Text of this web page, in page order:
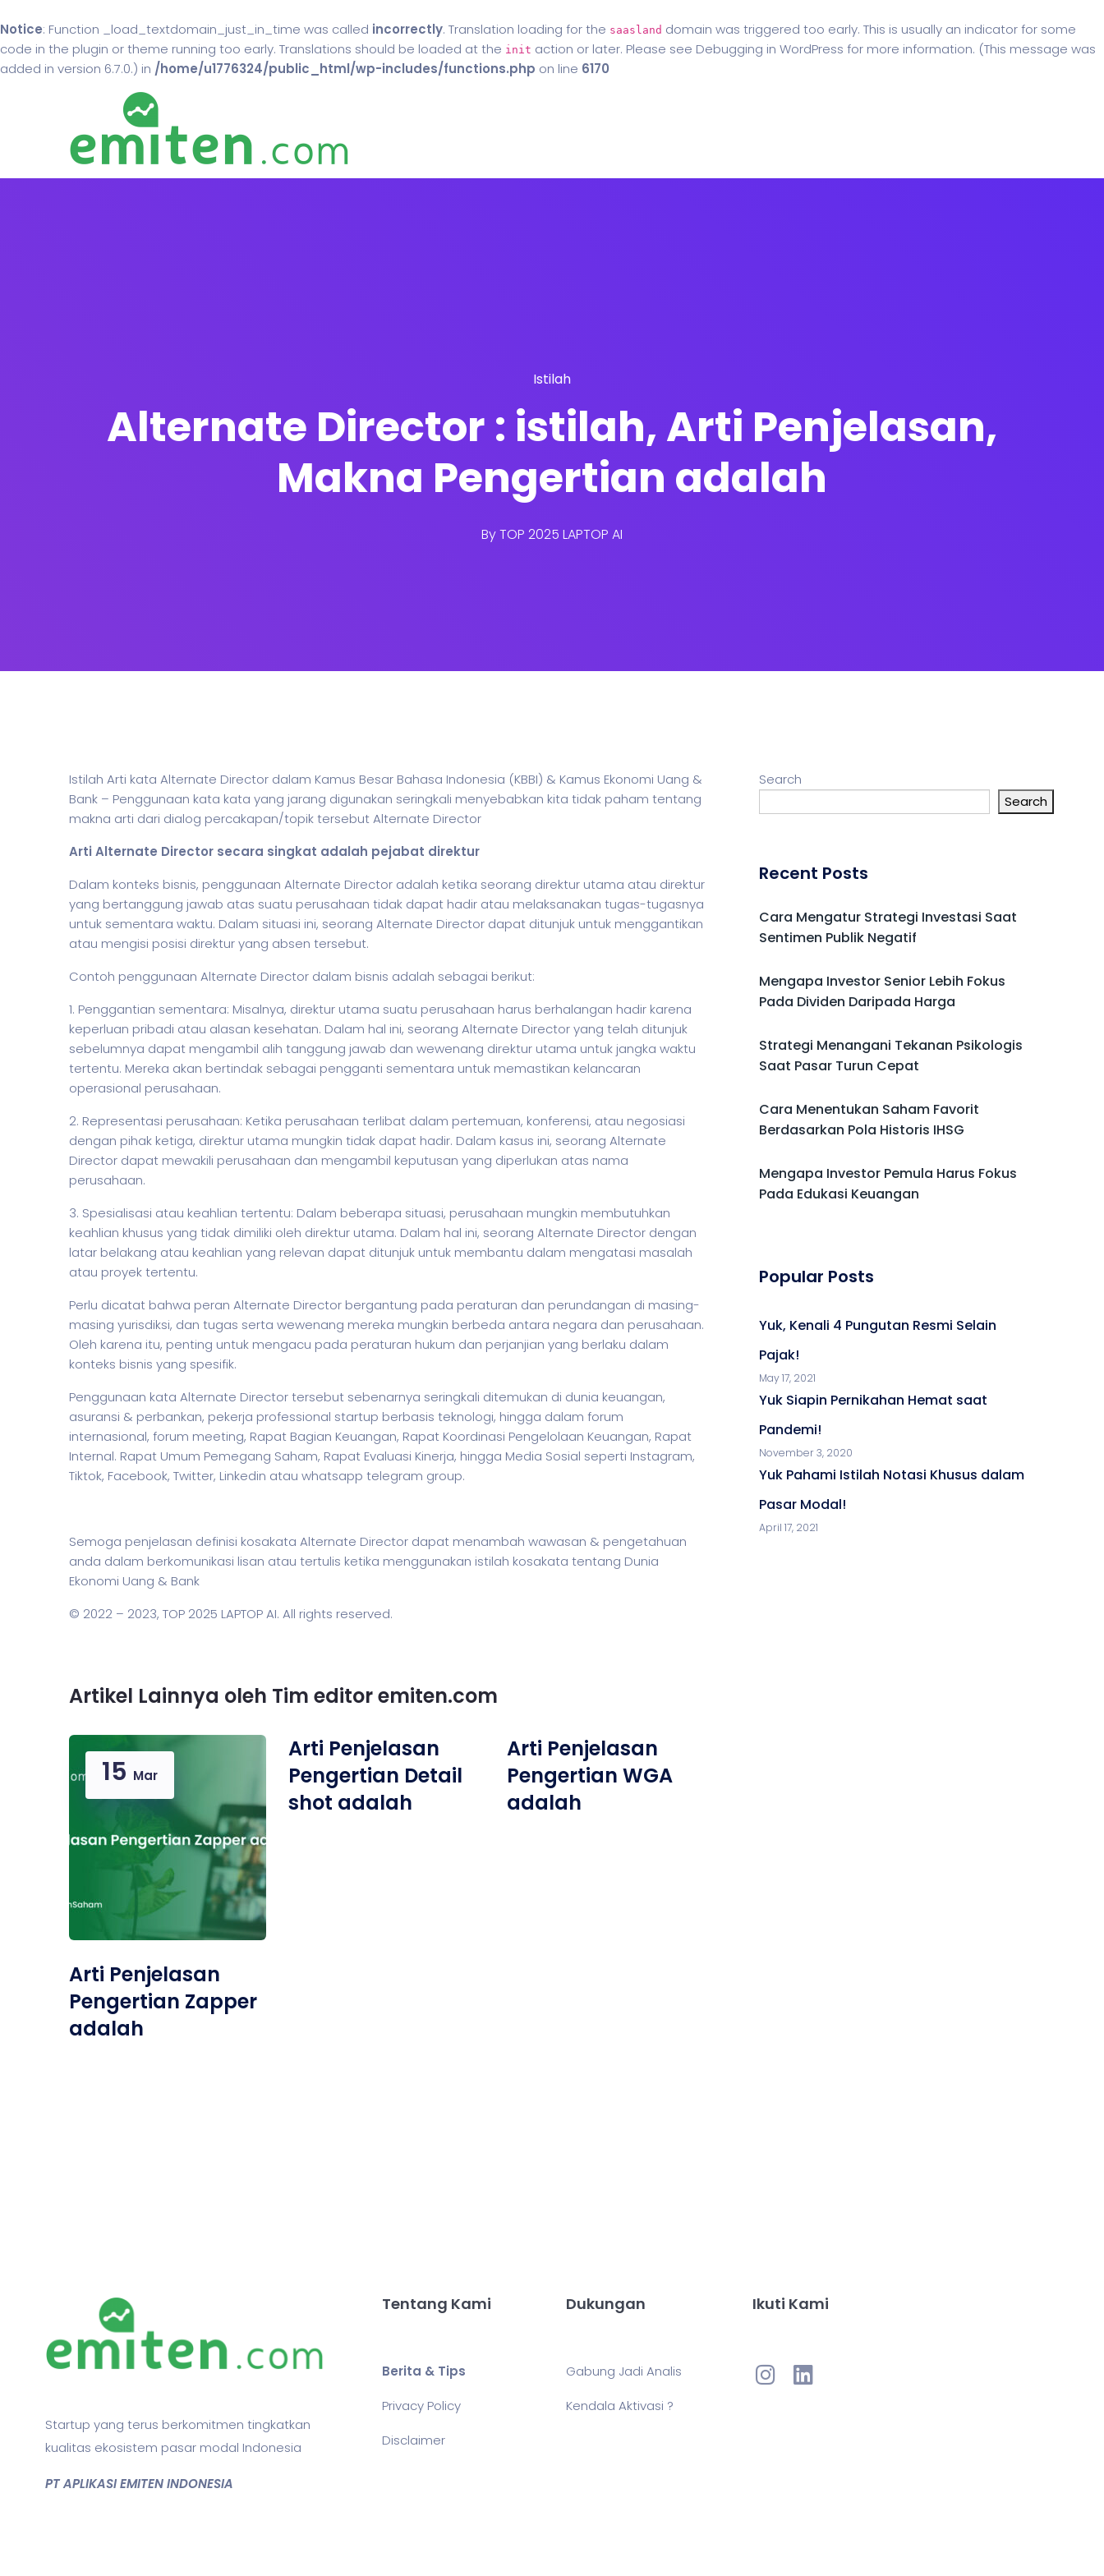
Notice: Function _load_textdomain_just_in_time was called incorrectly. Translation loading for the saasland domain was triggered too early. This is usually an indicator for some
code in the plugin or theme running too early. Translations should be loaded at the init action or later. Please see Debugging in WordPress for more information. (This message was
added in version 6.7.0.) in /home/u1776324/public_html/wp-includes/functions.php on line 6170
Istilah
Alternate Director : istilah, Arti Penjelasan,
Makna Pengertian adalah
ByTOP 2025 LAPTOP AI
Istilah Arti kata Alternate Director dalam Kamus Besar Bahasa Indonesia (KBBI) & Kamus Ekonomi Uang &
Bank – Penggunaan kata kata yang jarang digunakan seringkali menyebabkan kita tidak paham tentang
makna arti dari dialog percakapan/topik tersebut Alternate Director
Arti Alternate Director secara singkat adalah pejabat direktur
Dalam konteks bisnis, penggunaan Alternate Director adalah ketika seorang direktur utama atau direktur
yang bertanggung jawab atas suatu perusahaan tidak dapat hadir atau melaksanakan tugas-tugasnya
untuk sementara waktu. Dalam situasi ini, seorang Alternate Director dapat ditunjuk untuk menggantikan
atau mengisi posisi direktur yang absen tersebut.
Contoh penggunaan Alternate Director dalam bisnis adalah sebagai berikut:
1. Penggantian sementara: Misalnya, direktur utama suatu perusahaan harus berhalangan hadir karena
keperluan pribadi atau alasan kesehatan. Dalam hal ini, seorang Alternate Director yang telah ditunjuk
sebelumnya dapat mengambil alih tanggung jawab dan wewenang direktur utama untuk jangka waktu
tertentu. Mereka akan bertindak sebagai pengganti sementara untuk memastikan kelancaran
operasional perusahaan.
2. Representasi perusahaan: Ketika perusahaan terlibat dalam pertemuan, konferensi, atau negosiasi
dengan pihak ketiga, direktur utama mungkin tidak dapat hadir. Dalam kasus ini, seorang Alternate
Director dapat mewakili perusahaan dan mengambil keputusan yang diperlukan atas nama
perusahaan.
3. Spesialisasi atau keahlian tertentu: Dalam beberapa situasi, perusahaan mungkin membutuhkan
keahlian khusus yang tidak dimiliki oleh direktur utama. Dalam hal ini, seorang Alternate Director dengan
latar belakang atau keahlian yang relevan dapat ditunjuk untuk membantu dalam mengatasi masalah
atau proyek tertentu.
Perlu dicatat bahwa peran Alternate Director bergantung pada peraturan dan perundangan di masing-
masing yurisdiksi, dan tugas serta wewenang mereka mungkin berbeda antara negara dan perusahaan.
Oleh karena itu, penting untuk mengacu pada peraturan hukum dan perjanjian yang berlaku dalam
konteks bisnis yang spesifik.
Penggunaan kata Alternate Director tersebut sebenarnya seringkali ditemukan di dunia keuangan,
asuransi & perbankan, pekerja professional startup berbasis teknologi, hingga dalam forum
internasional, forum meeting, Rapat Bagian Keuangan, Rapat Koordinasi Pengelolaan Keuangan, Rapat
Internal. Rapat Umum Pemegang Saham, Rapat Evaluasi Kinerja, hingga Media Sosial seperti Instagram,
Tiktok, Facebook, Twitter, Linkedin atau whatsapp telegram group.
Semoga penjelasan definisi kosakata Alternate Director dapat menambah wawasan & pengetahuan
anda dalam berkomunikasi lisan atau tertulis ketika menggunakan istilah kosakata tentang Dunia
Ekonomi Uang & Bank
© 2022 – 2023, TOP 2025 LAPTOP AI. All rights reserved.
Artikel Lainnya oleh Tim editor emiten.com
15 Mar
Arti Penjelasan
Pengertian Zapper
adalah
Arti Penjelasan
Pengertian Detail
shot adalah
Arti Penjelasan
Pengertian WGA
adalah
Search
Search
Recent Posts
Cara Mengatur Strategi Investasi Saat
Sentimen Publik Negatif
Mengapa Investor Senior Lebih Fokus
Pada Dividen Daripada Harga
Strategi Menangani Tekanan Psikologis
Saat Pasar Turun Cepat
Cara Menentukan Saham Favorit
Berdasarkan Pola Historis IHSG
Mengapa Investor Pemula Harus Fokus
Pada Edukasi Keuangan
Popular Posts
Yuk, Kenali 4 Pungutan Resmi Selain
Pajak!
May 17, 2021
Yuk Siapin Pernikahan Hemat saat
Pandemi!
November 3, 2020
Yuk Pahami Istilah Notasi Khusus dalam
Pasar Modal!
April 17, 2021
Startup yang terus berkomitmen tingkatkan
kualitas ekosistem pasar modal Indonesia
PT APLIKASI EMITEN INDONESIA
Tentang Kami
Berita & Tips
Privacy Policy
Disclaimer
Dukungan
Gabung Jadi Analis
Kendala Aktivasi ?
Ikuti Kami